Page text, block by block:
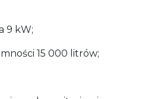
9 kW;
15 000 litrów;